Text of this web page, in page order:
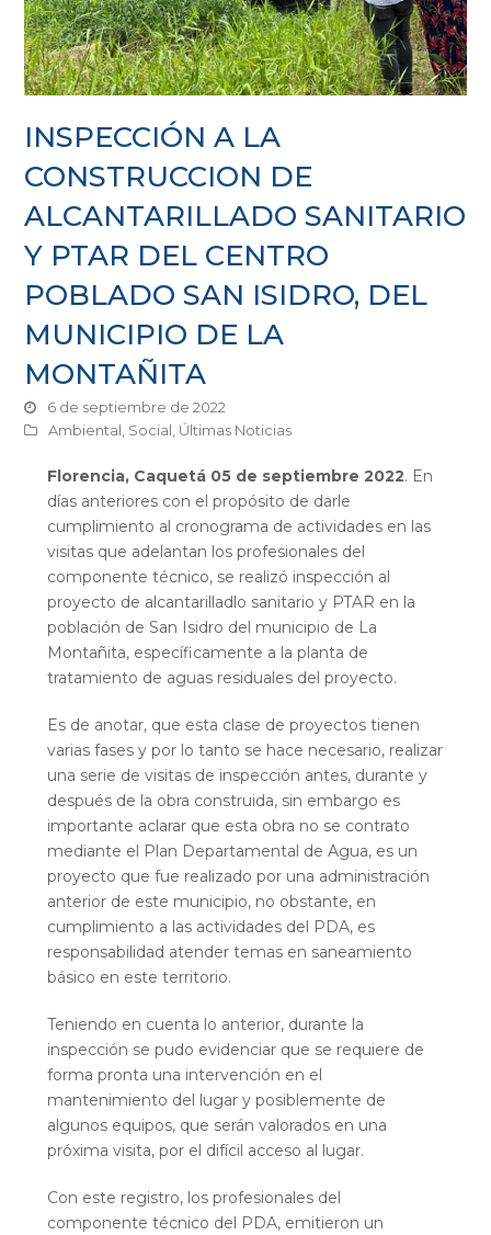
INSPECCIÓN A LA
CONSTRUCCION DE
ALCANTARILLADO SANITARIO
Y PTAR DEL CENTRO
POBLADO SAN ISIDRO, DEL
MUNICIPIO DE LA
MONTAÑITA
6 de septiembre de 2022
Ambiental, Social, Últimas Noticias
Florencia, Caquetá 05 de septiembre 2022. En
días anteriores con el propósito de darle
cumplimiento al cronograma de actividades en las
visitas que adelantan los profesionales del
componente técnico, se realizó inspección al
proyecto de alcantarilladlo sanitario y PTAR en la
población de San Isidro del municipio de La
Montañita, específicamente a la planta de
tratamiento de aguas residuales del proyecto.
Es de anotar, que esta clase de proyectos tienen
varias fases y por lo tanto se hace necesario, realizar
una serie de visitas de inspección antes, durante y
después de la obra construida, sin embargo es
importante aclarar que esta obra no se contrato
mediante el Plan Departamental de Agua, es un
proyecto que fue realizado por una administración
anterior de este municipio, no obstante, en
cumplimiento a las actividades del PDA, es
responsabilidad atender temas en saneamiento
básico en este territorio.
Teniendo en cuenta lo anterior, durante la
inspección se pudo evidenciar que se requiere de
forma pronta una intervención en el
mantenimiento del lugar y posiblemente de
algunos equipos, que serán valorados en una
próxima visita, por el difícil acceso al lugar.
Con este registro, los profesionales del
componente técnico del PDA, emitieron un